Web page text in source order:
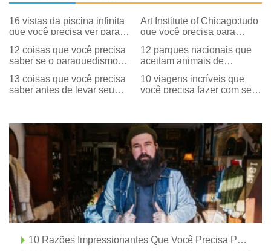
16 vistas da piscina infinita
que você precisa ver para
Art Institute of Chicago:tudo
que você precisa para
12 coisas que você precisa
saber se o paraquedismo
12 parques nacionais que
aceitam animais de
visitar com seu cachorro
13 coisas que você precisa
saber antes de levar seu
10 viagens incríveis que
você precisa fazer com seu
10 Razões Impressionantes Que Você Precisa Para Entrar Em Seu Carro E Visitar As Catskills